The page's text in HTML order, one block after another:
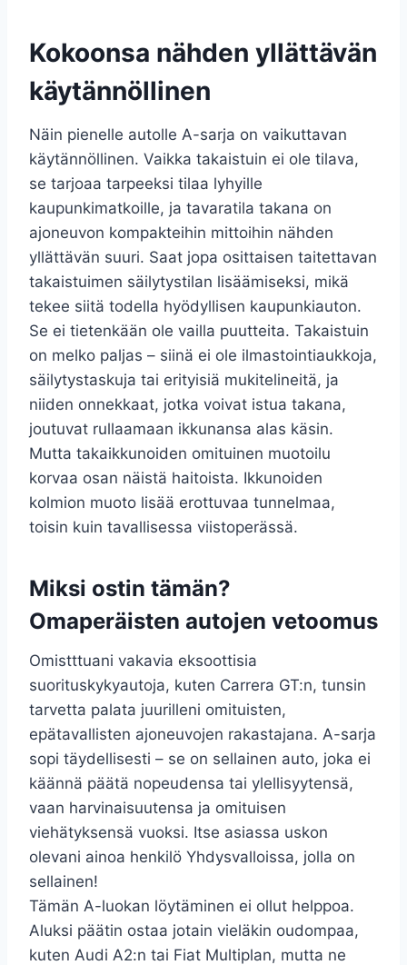
Kokoonsa nähden yllättävän
käytännöllinen
Näin pienelle autolle A-sarja on vaikuttavan
käytännöllinen. Vaikka takaistuin ei ole tilava,
se tarjoaa tarpeeksi tilaa lyhyille
kaupunkimatkoille, ja tavaratila takana on
ajoneuvon kompakteihin mittoihin nähden
yllättävän suuri. Saat jopa osittaisen taitettavan
takaistuimen säilytystilan lisäämiseksi, mikä
tekee siitä todella hyödyllisen kaupunkiauton.
Se ei tietenkään ole vailla puutteita. Takaistuin
on melko paljas – siinä ei ole ilmastointiaukkoja,
säilytystaskuja tai erityisiä mukitelineitä, ja
niiden onnekkaat, jotka voivat istua takana,
joutuvat rullaamaan ikkunansa alas käsin.
Mutta takaikkunoiden omituinen muotoilu
korvaa osan näistä haitoista. Ikkunoiden
kolmion muoto lisää erottuvaa tunnelmaa,
toisin kuin tavallisessa viistoperässä.
Miksi ostin tämän?
Omaperäisten autojen vetoomus
Omistttuani vakavia eksoottisia
suorituskykyautoja, kuten Carrera GT:n, tunsin
tarvetta palata juurilleni omituisten,
epätavallisten ajoneuvojen rakastajana. A-sarja
sopi täydellisesti – se on sellainen auto, joka ei
käännä päätä nopeudensa tai ylellisyytensä,
vaan harvinaisuutensa ja omituisen
viehätyksensä vuoksi. Itse asiassa uskon
olevani ainoa henkilö Yhdysvalloissa, jolla on
sellainen!
Tämän A-luokan löytäminen ei ollut helppoa.
Aluksi päätin ostaa jotain vieläkin oudompaa,
kuten Audi A2:n tai Fiat Multiplan, mutta ne